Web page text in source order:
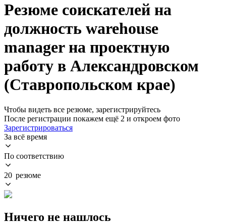
Резюме соискателей на
должность warehouse
manager на проектную
работу в Александровском
(Ставропольском крае)
Чтобы видеть все резюме, зарегистрируйтесь
После регистрации покажем ещё 2 и откроем фото
Зарегистрироваться
За всё время
По соответствию
20 резюме
Ничего не нашлось